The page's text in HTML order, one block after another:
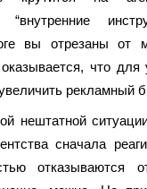
“внутренние
вы отрезаны от
что для
рекламный
нештатной
сначала
отказываются